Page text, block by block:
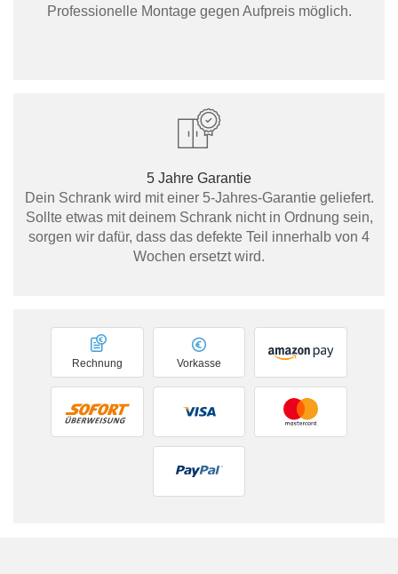
Professionelle Montage gegen Aufpreis möglich.
5 Jahre Garantie
Dein Schrank wird mit einer 5-Jahres-Garantie geliefert.
Sollte etwas mit deinem Schrank nicht in Ordnung sein,
sorgen wir dafür, dass das defekte Teil innerhalb von 4
Wochen ersetzt wird.
Vorkasse
Rechnung